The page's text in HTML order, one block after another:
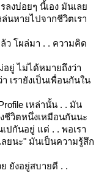
ลงบ่อยๆ นี้เอง มันเล
นหายไปจากชีวิตเรา
ว โผล่มา . . ความคิด
อยู่ ไม่ได้หมายถึงว่า
เรายังเป็นเพื่อนกันใน
เหล่านั้น . . มัน
ชีวิตหนึ่งเหมือนกันนะ
ปกันอยู่ แต่ . . พอเรา
ลยนะ" มันเป็นความรู้สึก
ยังอยู่สบายดี . .